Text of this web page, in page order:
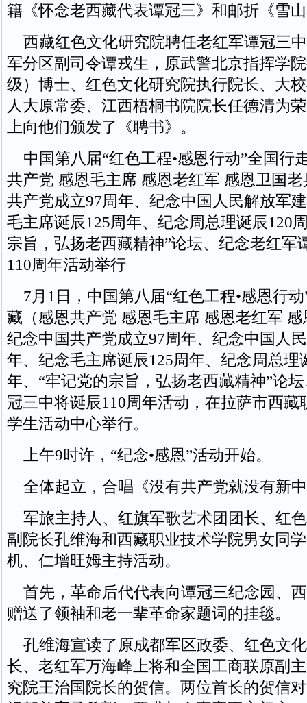
籍《怀念老西藏代表谭冠三》和邮折《雪
西藏红色文化研究院聘任老红军谭冠三
军分区副司令谭戎生，原武警北京指挥学
级）博士、红色文化研究院执行院长、大
人大原常委、江西梧桐书院院长任德清为
上向他们颁发了《聘书》。
中国第八届“红色工程•感恩行动”全国行
共产党 感恩毛主席 感恩老红军 感恩卫国
共产党成立97周年、纪念中国人民解放军
毛主席诞辰125周年、纪念周总理诞辰120
宗旨，弘扬老西藏精神”论坛、纪念老红军
110周年活动举行
7月1日，中国第八届“红色工程•感恩行
藏（感恩共产党 感恩毛主席 感恩老红军
纪念中国共产党成立97周年、纪念中国人
年、纪念毛主席诞辰125周年、纪念周总理
年、“牢记党的宗旨，弘扬老西藏精神”论
冠三中将诞辰110周年活动，在拉萨市西藏
学生活动中心举行。
上午9时许，“纪念•感恩”活动开始。
全体起立，合唱《没有共产党就没有新
军旅主持人、红旗军歌艺术团团长、红
副院长孔维海和西藏职业技术学院男女同
机、仁增旺姆主持活动。
首先，革命后代代表向谭冠三纪念园、
赠送了领袖和老一辈革命家题词的挂毯。
孔维海宣读了原成都军区政委、红色文
长、老红军万海峰上将和全国工商联原副
究院王治国院长的贺信。两位首长的贺信